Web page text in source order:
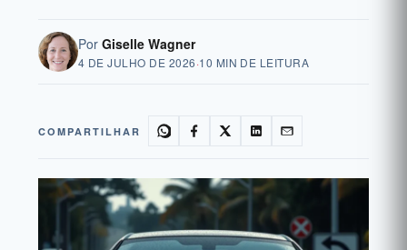
Por Giselle Wagner
4 DE JULHO DE 2026·10 MIN DE LEITURA
COMPARTILHAR